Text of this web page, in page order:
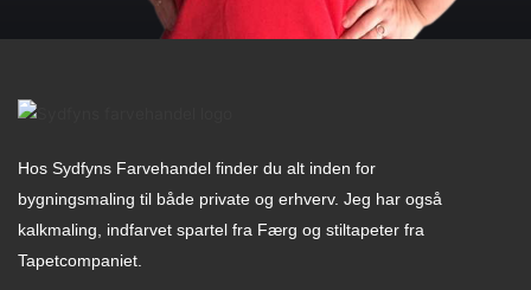
Hos Sydfyns Farvehandel finder du alt inden for
bygningsmaling til både private og erhverv. Jeg har også
kalkmaling, indfarvet spartel fra Færg og stiltapeter fra
Tapetcompaniet.